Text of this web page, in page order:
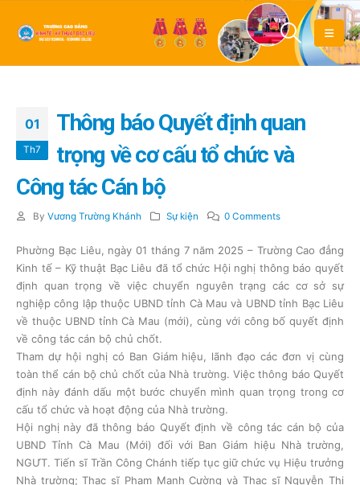
01
Th7
Thông báo Quyết định quan
trọng về cơ cấu tổ chức và
Công tác Cán bộ
By Vương Trường Khánh Sự kiện 0 Comments
Phường Bạc Liêu, ngày 01 tháng 7 năm 2025 – Trường Cao đẳng
Kinh tế – Kỹ thuật Bạc Liêu đã tổ chức Hội nghị thông báo quyết
định quan trọng về việc chuyển nguyên trạng các cơ sở sự
nghiệp công lập thuộc UBND tỉnh Cà Mau và UBND tỉnh Bạc Liêu
về thuộc UBND tỉnh Cà Mau (mới), cùng với công bố quyết định
về công tác cán bộ chủ chốt.
Tham dự hội nghị có Ban Giám hiệu, lãnh đạo các đơn vị cùng
toàn thể cán bộ chủ chốt của Nhà trường. Việc thông báo Quyết
định này đánh dấu một bước chuyển mình quan trọng trong cơ
cấu tổ chức và hoạt động của Nhà trường.
Hội nghị này đã thông báo Quyết định về công tác cán bộ của
UBND Tỉnh Cà Mau (Mới) đối với Ban Giám hiệu Nhà trường,
NGƯT. Tiến sĩ Trần Công Chánh tiếp tục giữ chức vụ Hiệu trưởng
Nhà trường; Thạc sĩ Phạm Mạnh Cường và Thạc sĩ Nguyễn Thị